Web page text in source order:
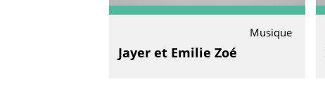
Musique
Jayer et Emilie Zoé